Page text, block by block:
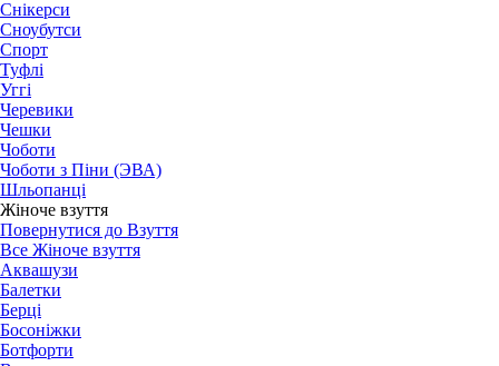
Снікерси
Сноубутси
Спорт
Туфлі
Уггі
Черевики
Чешки
Чоботи
Чоботи з Піни (ЭВА)
Шльопанці
Жіноче взуття
Повернутися до Взуття
Все Жіноче взуття
Аквашузи
Балетки
Берці
Босоніжки
Ботфорти